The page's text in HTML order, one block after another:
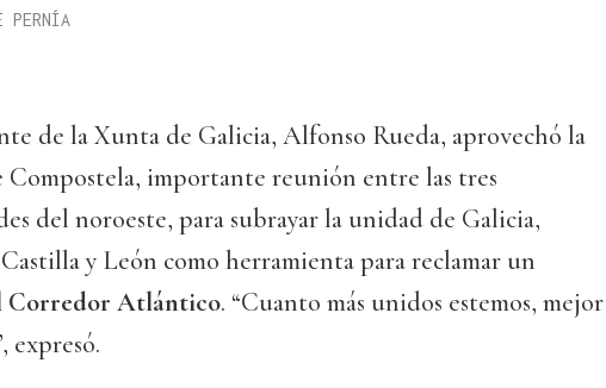
de la Xunta de Galicia, Alfonso Rueda, aprovechó la
Compostela, importante reunión entre las tres
del noroeste, para subrayar la unidad de Galicia,
y León como herramienta para reclamar un
Corredor Atlántico. “Cuanto más unidos estemos, mejor
expresó.